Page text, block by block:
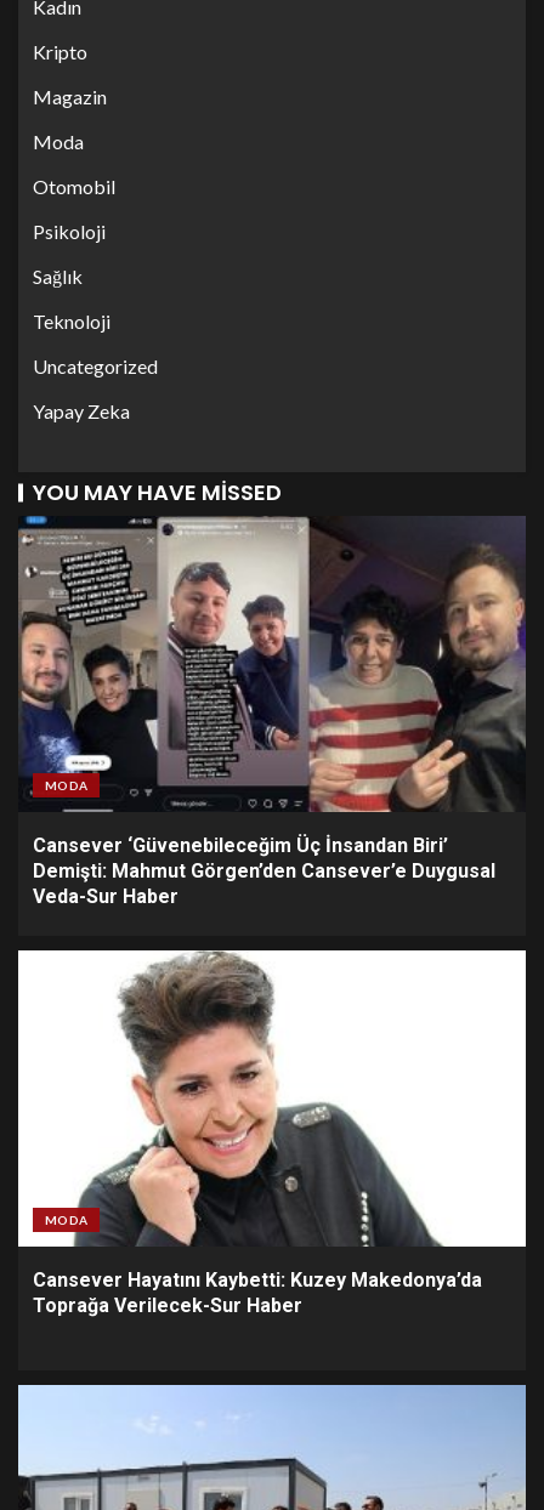
Kadın
Kripto
Magazin
Moda
Otomobil
Psikoloji
Sağlık
Teknoloji
Uncategorized
Yapay Zeka
YOU MAY HAVE MISSED
MODA
Cansever ‘Güvenebileceğim Üç İnsandan Biri’
Demişti: Mahmut Görgen’den Cansever’e Duygusal
Veda-Sur Haber
MODA
Cansever Hayatını Kaybetti: Kuzey Makedonya’da
Toprağa Verilecek-Sur Haber